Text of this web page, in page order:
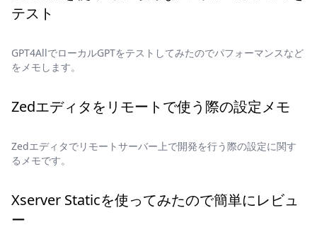
テスト
GPT4AllでローカルGPTをテストしてみたのでパフォーマンスなど
をメモします。
Zedエディタをリモートで使う際の設定メモ
Zedエディタでリモートサーバー上で開発を行う際の設定に関す
るメモです。
Xserver Staticを使ってみたので簡単にレビュ
ー